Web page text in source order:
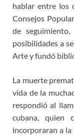
hablar entre los
Consejos
de
posibilidades a
Arte y fundó
La muerte
vida de la
respondió al
cubana, quien
incorporaran a la